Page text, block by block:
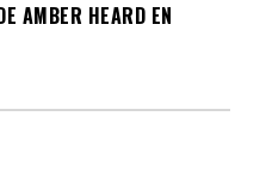
AMBER HEARD EN